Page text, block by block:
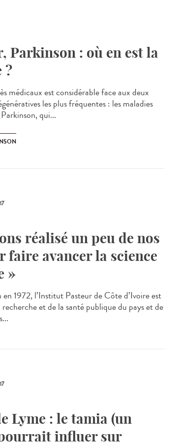
Parkinson : où en est la
?
médicaux est considérable face aux deux
les plus fréquentes : les maladies
qui...
réalisé un peu de nos
faire avancer la science
»
1972, l’Institut Pasteur de Côte d’Ivoire est
recherche et de la santé publique du pays et de
Lyme : le tamia (un
influer sur